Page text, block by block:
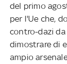
del primo
per l'Ue che,
contro-dazi da
dimostrare di
ampio